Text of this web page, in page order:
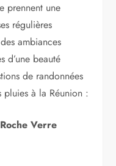
prennent une
régulières
ambiances
d’une beauté
de randonnées
pluies à la Réunion :
Verre